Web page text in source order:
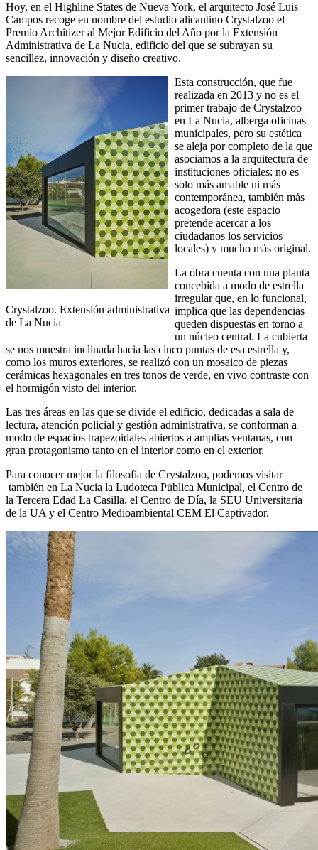
Hoy, en el Highline States de Nueva York, el arquitecto José Luis
Campos recoge en nombre del estudio alicantino Crystalzoo el
Premio Architizer al Mejor Edificio del Año por la Extensión
Administrativa de La Nucia, edificio del que se subrayan su
sencillez, innovación y diseño creativo.
Crystalzoo. Extensión administrativa
de La Nucia
Esta construcción, que fue
realizada en 2013 y no es el
primer trabajo de Crystalzoo
en La Nucia, alberga oficinas
municipales, pero su estética
se aleja por completo de la que
asociamos a la arquitectura de
instituciones oficiales: no es
solo más amable ni más
contemporánea, también más
acogedora (este espacio
pretende acercar a los
ciudadanos los servicios
locales) y mucho más original.
La obra cuenta con una planta
concebida a modo de estrella
irregular que, en lo funcional,
implica que las dependencias
queden dispuestas en torno a
un núcleo central. La cubierta
se nos muestra inclinada hacia las cinco puntas de esa estrella y,
como los muros exteriores, se realizó con un mosaico de piezas
cerámicas hexagonales en tres tonos de verde, en vivo contraste con
el hormigón visto del interior.
Las tres áreas en las que se divide el edificio, dedicadas a sala de
lectura, atención policial y gestión administrativa, se conforman a
modo de espacios trapezoidales abiertos a amplias ventanas, con
gran protagonismo tanto en el interior como en el exterior.
Para conocer mejor la filosofía de Crystalzoo, podemos visitar
también en La Nucia la Ludoteca Pública Municipal, el Centro de
la Tercera Edad La Casilla, el Centro de Día, la SEU Universitaria
de la UA y el Centro Medioambiental CEM El Captivador.